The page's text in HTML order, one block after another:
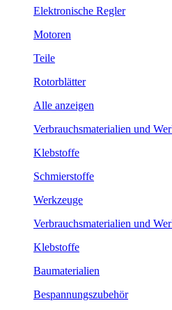
Elektronische Regler
Motoren
Teile
Rotorblätter
Alle anzeigen
Verbrauchsmaterialien und
Klebstoffe
Schmierstoffe
Werkzeuge
Verbrauchsmaterialien und
Klebstoffe
Baumaterialien
Bespannungszubehör